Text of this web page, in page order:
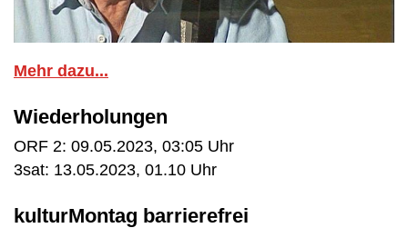
Mehr dazu...
Wiederholungen
ORF 2: 09.05.2023, 03:05 Uhr
3sat: 13.05.2023, 01.10 Uhr
kulturMontag barrierefrei